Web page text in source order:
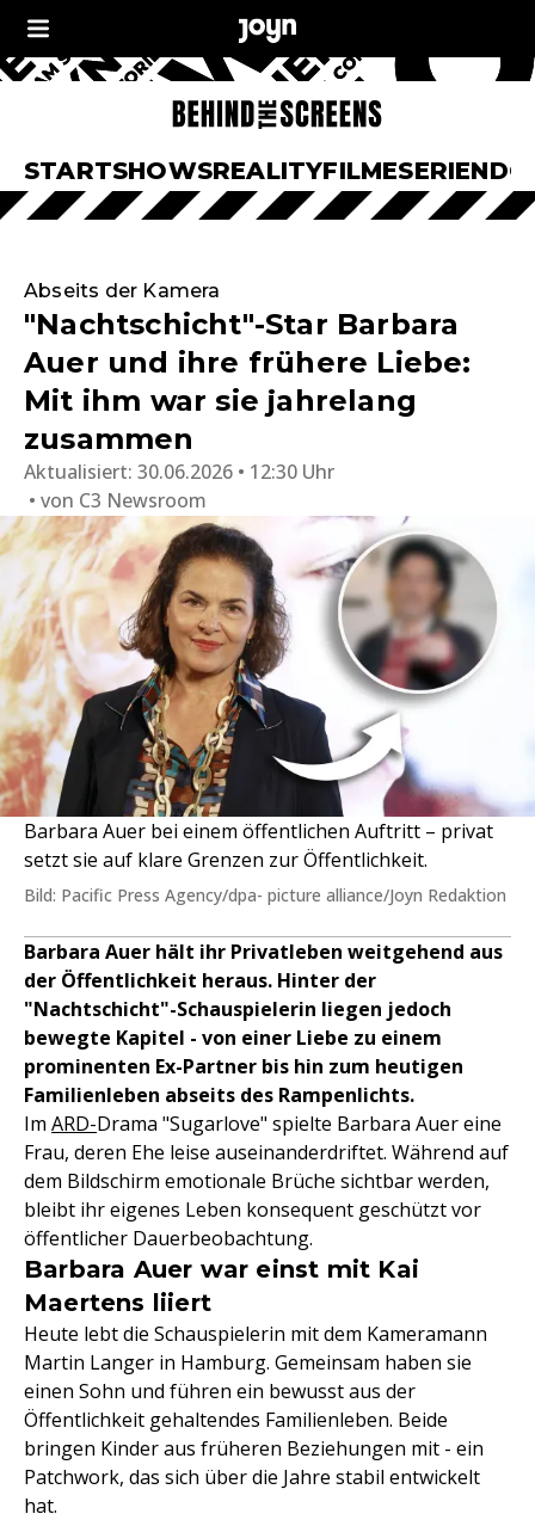
STARTSHOWSREALITYFILMESERIEN
Abseits der Kamera
"Nachtschicht"-Star Barbara
Auer und ihre frühere Liebe:
Mit ihm war sie jahrelang
zusammen
Aktualisiert: 30.06.2026 • 12:30 Uhr
von C3 Newsroom
Barbara Auer bei einem öffentlichen Auftritt – privat
setzt sie auf klare Grenzen zur Öffentlichkeit.
Bild: Pacific Press Agency/dpa- picture alliance/Joyn Redaktion
Barbara Auer hält ihr Privatleben weitgehend aus
der Öffentlichkeit heraus. Hinter der
"Nachtschicht"-Schauspielerin liegen jedoch
bewegte Kapitel - von einer Liebe zu einem
prominenten Ex-Partner bis hin zum heutigen
Familienleben abseits des Rampenlichts.
Im ARD-Drama "Sugarlove" spielte Barbara Auer eine
Frau, deren Ehe leise auseinanderdriftet. Während auf
dem Bildschirm emotionale Brüche sichtbar werden,
bleibt ihr eigenes Leben konsequent geschützt vor
öffentlicher Dauerbeobachtung.
Barbara Auer war einst mit Kai
Maertens liiert
Heute lebt die Schauspielerin mit dem Kameramann
Martin Langer in Hamburg. Gemeinsam haben sie
einen Sohn und führen ein bewusst aus der
Öffentlichkeit gehaltendes Familienleben. Beide
bringen Kinder aus früheren Beziehungen mit - ein
Patchwork, das sich über die Jahre stabil entwickelt
hat.